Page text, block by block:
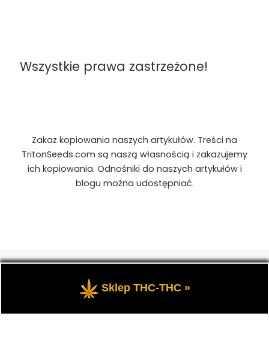
Wszystkie prawa zastrzeżone!
Zakaz kopiowania naszych artykułów. Treści na
TritonSeeds.com są naszą własnością i zakazujemy
ich kopiowania. Odnośniki do naszych artykułów i
blogu można udostępniać.
- Przedstawia portal-blog o Marihuanie,
cannabis, konopiach indyjskich, CBD, RSO, THC.
Sklep THC-THC »